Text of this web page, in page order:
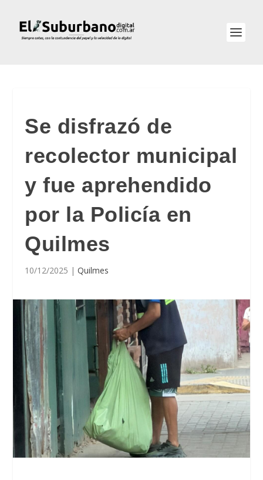
Se disfrazó de
recolector municipal
y fue aprehendido
por la Policía en
Quilmes
10/12/2025 |Quilmes